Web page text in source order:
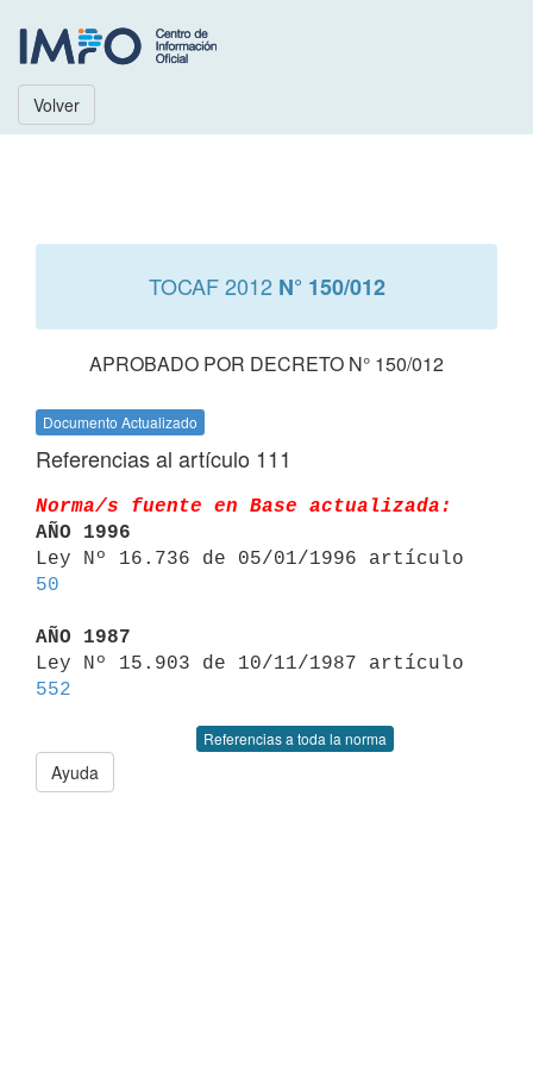
Volver
TOCAF 2012 N° 150/012
APROBADO POR DECRETO N° 150/012
Documento Actualizado
Referencias al artículo 111
Norma/s fuente en Base actualizada:
AÑO 1996
50
AÑO 1987
552
Referencias a toda la norma
Ayuda